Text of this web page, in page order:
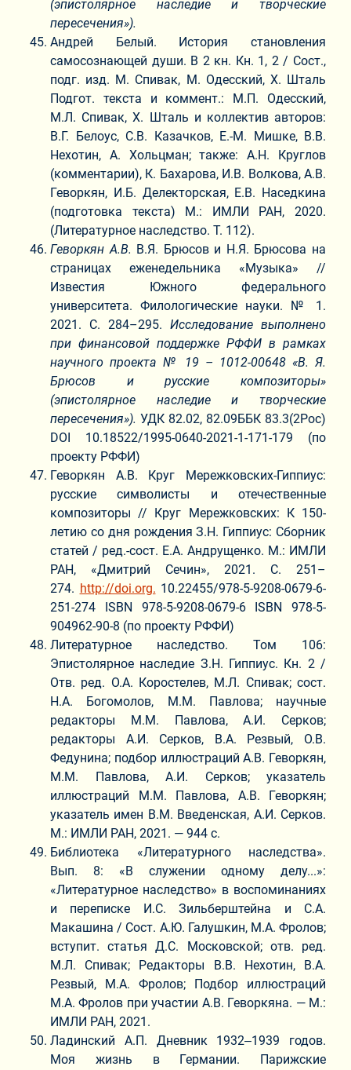
(эпистолярное наследие и творческие
пересечения»).
Андрей Белый. История становления
самосознающей души. В 2 кн. Кн. 1, 2 / Сост.,
подг. изд. М. Спивак, М. Одесский, Х. Шталь
Подгот. текста и коммент.: М.П. Одесский,
М.Л. Спивак, Х. Шталь и коллектив авторов:
В.Г. Белоус, С.В. Казачков, Е.-М. Мишке, В.В.
Нехотин, А. Хольцман; также: А.Н. Круглов
(комментарии), К. Бахарова, И.В. Волкова, А.В.
Геворкян, И.Б. Делекторская, Е.В. Наседкина
(подготовка текста) М.: ИМЛИ РАН, 2020.
(Литературное наследство. Т. 112).
Геворкян А.В. В.Я. Брюсов и Н.Я. Брюсова на
страницах еженедельника «Музыка» //
Известия Южного федерального
университета. Филологические науки. № 1.
2021. С. 284–295. Исследование выполнено
при финансовой поддержке РФФИ в рамках
научного проекта № 19 – 1012-00648 «В. Я.
Брюсов и русские композиторы»
(эпистолярное наследие и творческие
пересечения»). УДК 82.02, 82.09ББК 83.3(2Рос)
DOI 10.18522/1995-0640-2021-1-171-179 (по
проекту РФФИ)
Геворкян А.В. Круг Мережковских-Гиппиус:
русские символисты и отечественные
композиторы // Круг Мережковских: К 150-
летию со дня рождения З.Н. Гиппиус: Сборник
статей / ред.-сост. Е.А. Андрущенко. М.: ИМЛИ
РАН, «Дмитрий Сечин», 2021. С. 251–
274. http://doi.org. 10.22455/978-5-9208-0679-6-
251-274 ISBN 978-5-9208-0679-6 ISBN 978-5-
904962-90-8 (по проекту РФФИ)
Литературное наследство. Том 106:
Эпистолярное наследие З.Н. Гиппиус. Кн. 2 /
Отв. ред. О.А. Коростелев, М.Л. Спивак; сост.
Н.А. Богомолов, М.М. Павлова; научные
редакторы М.М. Павлова, А.И. Серков;
редакторы А.И. Серков, В.А. Резвый, О.В.
Федунина; подбор иллюстраций А.В. Геворкян,
М.М. Павлова, А.И. Серков; указатель
иллюстраций М.М. Павлова, А.В. Геворкян;
указатель имен В.М. Введенская, А.И. Серков.
М.: ИМЛИ РАН, 2021. — 944 с.
Библиотека «Литературного наследства».
Вып. 8: «В служении одному делу...»:
«Литературное наследство» в воспоминаниях
и переписке И.С. Зильберштейна и С.А.
Макашина / Сост. А.Ю. Галушкин, М.А. Фролов;
вступит. статья Д.С. Московской; отв. ред.
М.Л. Спивак; Редакторы В.В. Нехотин, В.А.
Резвый, М.А. Фролов; Подбор иллюстраций
М.А. Фролов при участии А.В. Геворкяна. — М.:
ИМЛИ РАН, 2021.
Ладинский А.П. Дневник 1932‒1939 годов.
Моя жизнь в Германии. Парижские